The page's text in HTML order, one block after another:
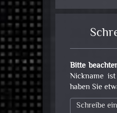
Bitte
Nickname
haben Sie